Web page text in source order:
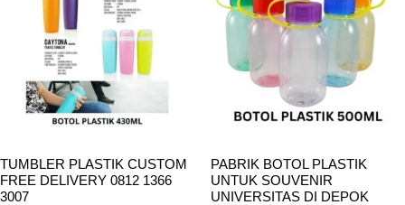
TUMBLER PLASTIK CUSTOM
FREE DELIVERY 0812 1366
3007
PABRIK BOTOL PLASTIK
UNTUK SOUVENIR
UNIVERSITAS DI DEPOK